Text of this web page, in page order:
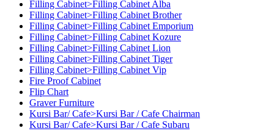
Filling Cabinet>Filling Cabinet Alba
Filling Cabinet>Filling Cabinet Brother
Filling Cabinet>Filling Cabinet Emporium
Filling Cabinet>Filling Cabinet Kozure
Filling Cabinet>Filling Cabinet Lion
Filling Cabinet>Filling Cabinet Tiger
Filling Cabinet>Filling Cabinet Vip
Fire Proof Cabinet
Flip Chart
Graver Furniture
Kursi Bar/ Cafe>Kursi Bar / Cafe Chairman
Kursi Bar/ Cafe>Kursi Bar / Cafe Subaru